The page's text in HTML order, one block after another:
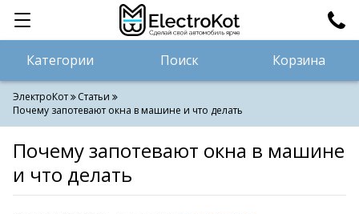
Категории Поиск
ЭлектроКот
Статьи
Почему запотевают окна в машине и что делать
Почему запотевают окна в машине
и что делать